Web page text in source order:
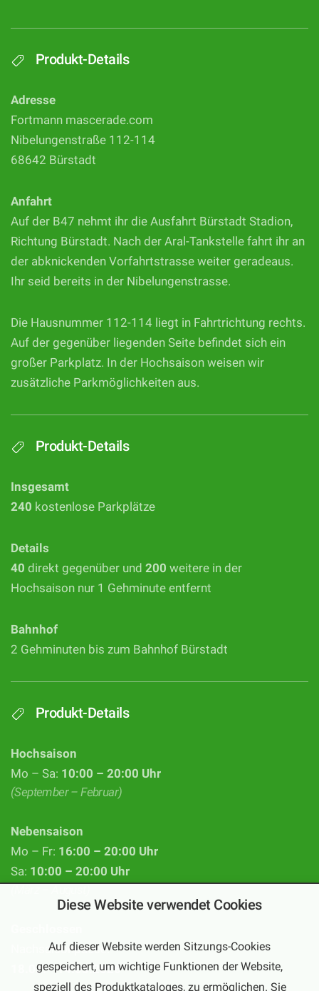
Produkt-Details
Adresse
Fortmann mascerade.com
Nibelungenstraße 112-114
68642 Bürstadt
Anfahrt
Auf der B47 nehmt ihr die Ausfahrt Bürstadt Stadion,
Richtung Bürstadt. Nach der Aral-Tankstelle fahrt ihr an
der abknickenden Vorfahrtstrasse weiter geradeaus.
Ihr seid bereits in der Nibelungenstrasse.
Die Hausnummer 112-114 liegt in Fahrtrichtung rechts.
Auf der gegenüber liegenden Seite befindet sich ein
großer Parkplatz. In der Hochsaison weisen wir
zusätzliche Parkmöglichkeiten aus.
Produkt-Details
Insgesamt
240 kostenlose Parkplätze
Details
40 direkt gegenüber und 200 weitere in der
Hochsaison nur 1 Gehminute entfernt
Bahnhof
2 Gehminuten bis zum Bahnhof Bürstadt
Produkt-Details
Hochsaison
Mo – Sa: 10:00 – 20:00 Uhr
(September – Februar)
Nebensaison
Mo – Fr: 16:00 – 20:00 Uhr
Sa: 10:00 – 20:00 Uhr
Nachsaisonpause:
18.02. - 14.03.2026
Diese Website verwendet Cookies
Auf dieser Website werden Sitzungs-Cookies
gespeichert, um wichtige Funktionen der Website,
speziell des Produktkataloges, zu ermöglichen. Sie